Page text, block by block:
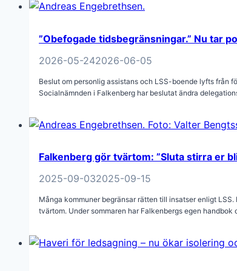
”Obefogade tidsbegränsningar.” Nu tar
2026-05-242026-06-05
Beslut om personlig assistans och LSS-boende lyfts från
Socialnämnden i Falkenberg har beslutat ändra
Falkenberg gör tvärtom: ”Sluta stirra er
2025-09-032025-09-15
Många kommuner begränsar rätten till insatser enligt
tvärtom. Under sommaren har Falkenbergs egen handbok